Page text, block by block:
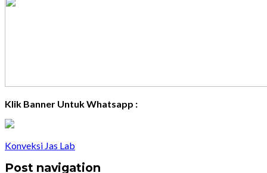
Klik Banner Untuk Whatsapp :
Konveksi Jas Lab
Post navigation